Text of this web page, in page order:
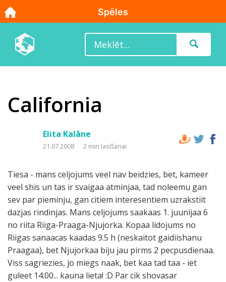
California
Elita Kalāne
21.07.2008 2 min lasīšanai
Tiesa - mans celjojums veel nav beidzies, bet, kameer
veel shis un tas ir svaigaa atminjaa, tad noleemu gan
sev par pieminju, gan citiem interesentiem uzrakstiit
dazjas rindinjas. Mans celjojums saakaas 1. juunijaa 6
no riita Riiga-Praaga-Njujorka. Kopaa lidojums no
Riigas sanaacas kaadas 9.5 h (neskaitot gaidiishanu
Praagaa), bet Njujorkaa biju jau pirms 2 pecpusdienaa.
Viss sagriezies, jo miegs naak, bet kaa tad taa - iet
guleet 14:00... kauna lieta! :D Par cik shovasar